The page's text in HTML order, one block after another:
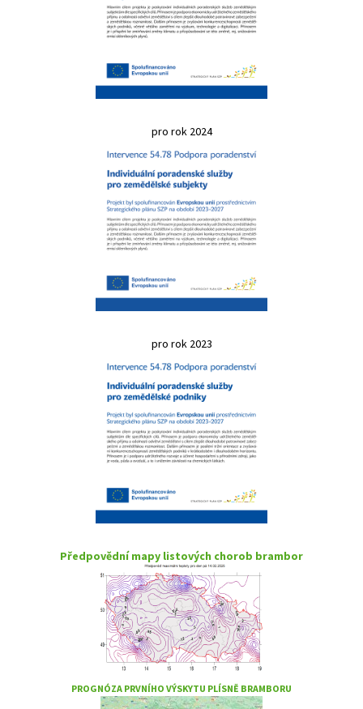
pro rok 2024
pro rok 2023
Předpovědní mapy listových chorob brambor
PROGNÓZA PRVNÍHO VÝSKYTU PLÍSNĚ BRAMBORU